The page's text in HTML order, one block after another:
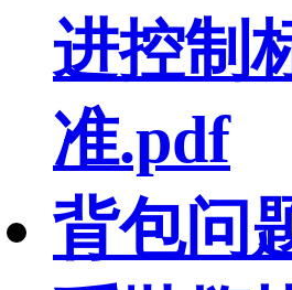
进控制
准.pdf
背包问